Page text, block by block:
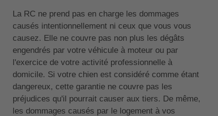
La RC ne prend pas en charge les dommages
causés intentionnellement ni ceux que vous vous
causez. Elle ne couvre pas non plus les dégâts
engendrés par votre véhicule à moteur ou par
l'exercice de votre activité professionnelle à
domicile. Si votre chien est considéré comme étant
dangereux, cette garantie ne couvre pas les
préjudices qu'il pourrait causer aux tiers. De même,
les dommages causés par le logement à vos